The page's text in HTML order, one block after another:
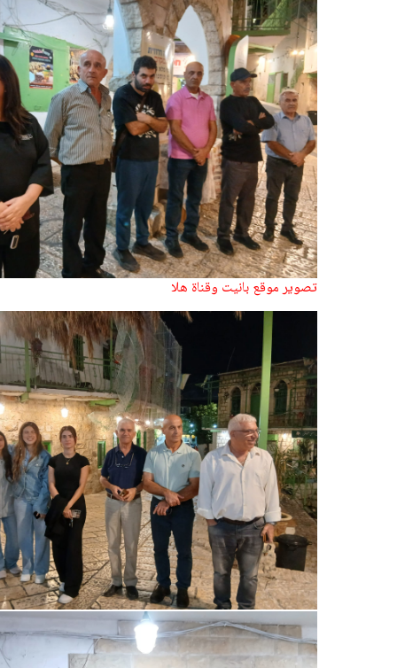
تصوير موقع بانيت وقناة هلا